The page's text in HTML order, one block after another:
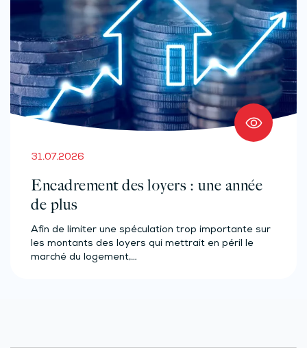
31.07.2026
Encadrement des loyers : une année
de plus
Afin de limiter une spéculation trop importante sur
les montants des loyers qui mettrait en péril le
marché du logement,…